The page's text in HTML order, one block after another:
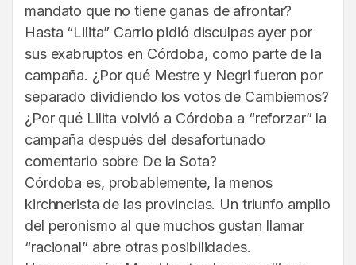
mandato que no tiene ganas de afrontar?
Hasta “Lilita” Carrio pidió disculpas ayer por
sus exabruptos en Córdoba, como parte de la
campaña. ¿Por qué Mestre y Negri fueron por
separado dividiendo los votos de Cambiemos?
¿Por qué Lilita volvió a Córdoba a “reforzar” la
campaña después del desafortunado
comentario sobre De la Sota?
Córdoba es, probablemente, la menos
kirchnerista de las provincias. Un triunfo amplio
del peronismo al que muchos gustan llamar
“racional” abre otras posibilidades.